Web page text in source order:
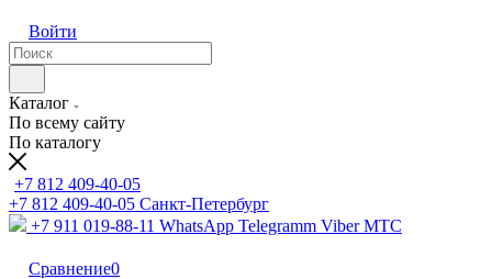
Войти
Каталог
По всему сайту
По каталогу
+7 812 409-40-05
+7 812 409-40-05 Санĸт-Петербург
+7 911 019-88-11 WhatsApp Telegramm Viber МТС
Сравнение0